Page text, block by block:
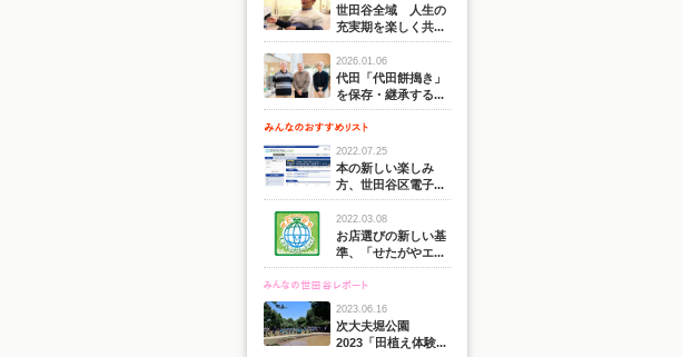
世田谷全域 人生の
充実期を楽しく共...
2026.01.06
代田「代田餅搗き」
を保存・継承する...
2022.07.25
本の新しい楽しみ
方、世田谷区電子...
2022.03.08
お店選びの新しい基
準、「せたがやエ...
2023.06.16
次大夫堀公園
2023「田植え体験...